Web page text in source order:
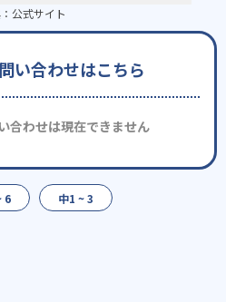
公式サイト
い合わせはこちら
合わせは現在できません
6 中1 ~ 3